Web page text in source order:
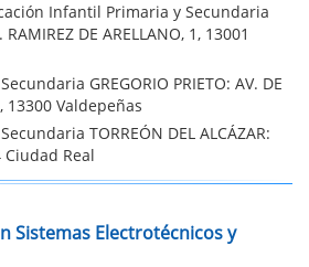
Infantil Primaria y Secundaria
DE ARELLANO, 1, 13001
GREGORIO PRIETO: AV. DE
13300 Valdepeñas
TORREÓN DEL ALCÁZAR:
Ciudad Real
Sistemas Electrotécnicos y